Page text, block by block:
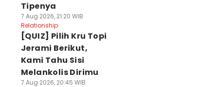
Tipenya
7 Aug 2026, 21:20 WIB
Relationship
[QUIZ] Pilih Kru Topi
Jerami Berikut,
Kami Tahu Sisi
Melankolis Dirimu
7 Aug 2026, 20:45 WIB